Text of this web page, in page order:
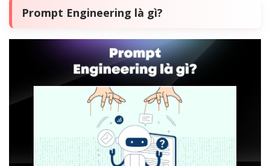
Prompt Engineering là gì?